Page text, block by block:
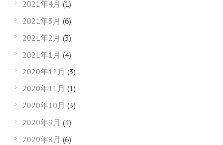
2021年4月 (1)
2021年3月 (6)
2021年2月 (3)
2021年1月 (4)
2020年12月 (3)
2020年11月 (1)
2020年10月 (3)
2020年9月 (4)
2020年8月 (6)